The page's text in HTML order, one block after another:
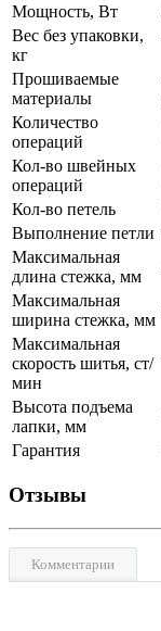
Мощность, Вт
Вес без упаковки,
кг
Прошиваемые
материалы
Количество
операций
Кол-во швейных
операций
Кол-во петель
Выполнение петли
Максимальная
длина стежка, мм
Максимальная
ширина стежка, мм
Максимальная
скорость шитья, ст/
мин
Высота подъема
лапки, мм
Гарантия
Отзывы
Комментарии